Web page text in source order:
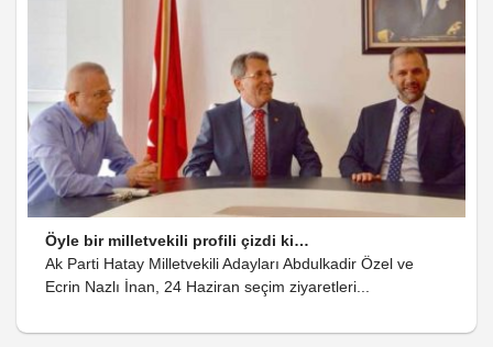
Öyle bir milletvekili profili çizdi ki…
Ak Parti Hatay Milletvekili Adayları Abdulkadir Özel ve
Ecrin Nazlı İnan, 24 Haziran seçim ziyaretleri...